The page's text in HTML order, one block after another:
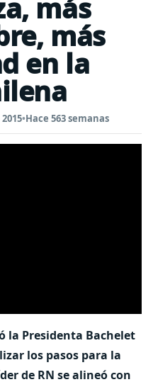
más
más
en la
•Hace 563 semanas
la Presidenta Bachelet
los pasos para la
de RN se alineó con